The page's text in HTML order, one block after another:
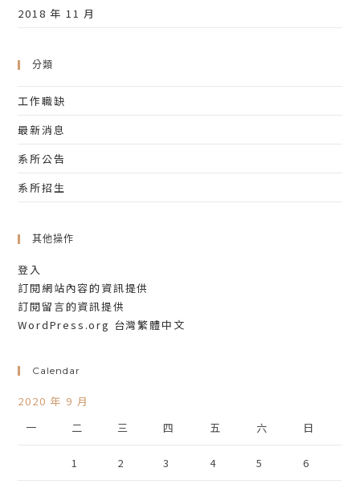
2018 年 11 月
分類
工作職缺
最新消息
系所公告
系所招生
其他操作
登入
訂閱網站內容的資訊提供
訂閱留言的資訊提供
WordPress.org 台灣繁體中文
Calendar
2020 年 9 月
一
二 三 四 五 六 日
1 2 3 4 5 6